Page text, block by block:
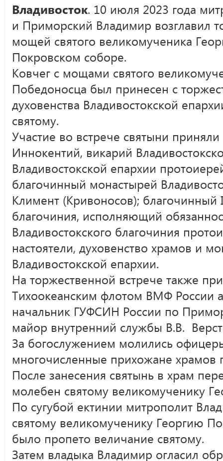
Владивосток. 10 июля 2023 года
и Приморский Владимир возглавил
мощей святого великомученика
Покровском соборе.
Ковчег с мощами святого
Победоносца был принесен с
духовенства Владивостокской
святому.
Участие во встрече святыни
Иннокентий, викарий
Владивостокской епархии
благочинный монастырей
Климент (Кривоносов); благочинный
благочиния, исполняющий
Владивостокского благочиния
настоятели, духовенство храмов и
Владивостокской епархии.
На торжественной встрече также
Тихоокеанским флотом ВМФ России
начальник ГУФСИН России по
майор внутренний службы В.В.
За богослужением молились
многочисленные прихожане храмов
После занесения святынь в храм
молебен святому великомученику
По сугубой ектинии митрополит
святому великомученику Георгию
было пропето величание святому.
Затем владыка Владимир огласил